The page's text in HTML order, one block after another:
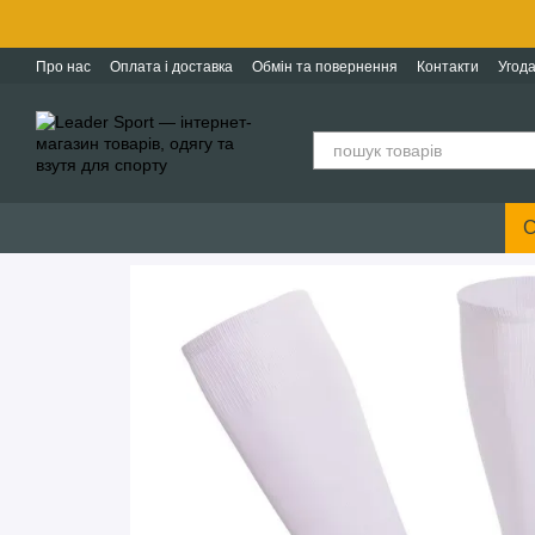
Про нас Оплата і доставка Обмін та повернення Контакти